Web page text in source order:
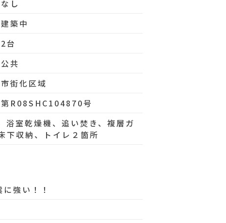
なし
建築中
2台
公共
市街化区域
第R08SHC104870号
浴室乾燥機、追い焚き、複層ガ
下収納、トイレ２箇所
強い！！